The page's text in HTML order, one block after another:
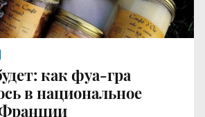
как фуа-гра
в национальное